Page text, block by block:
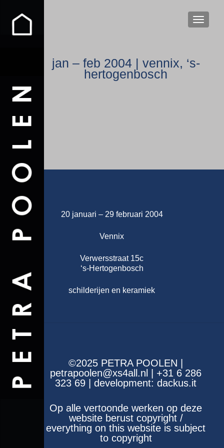
jan – feb 2004 | vennix, ‘s-
hertogenbosch
20 januari – 29 februari 2004
Vennix
Verwersstraat 15c
‘s-Hertogenbosch
schilderijen en keramiek
©2025 PETRA POOLEN |
petrapoolen@xs4all.nl | +31 6 286
323 69 | development: dackus.it
Op alle vertoonde werken op deze
website berust copyright /
everything on this website is subject
to copyright